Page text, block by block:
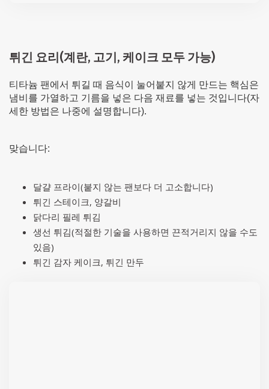
튀긴 요리(계란, 고기, 케이크 모두 가능)
티타늄 팬에서 튀길 때 음식이 눌어붙지 않게 만드는 핵심은
냄비를 가열하고 기름을 넣은 다음 재료를 넣는 것입니다(자
세한 방법은 나중에 설명합니다).
맞습니다:
달걀 프라이(붙지 않는 팬보다 더 고소합니다)
튀긴 스테이크, 양갈비
닭다리 필레 튀김
생선 튀김(적절한 기술을 사용하면 끈적거리지 않을 수도
있음)
튀긴 감자 케이크, 튀긴 만두